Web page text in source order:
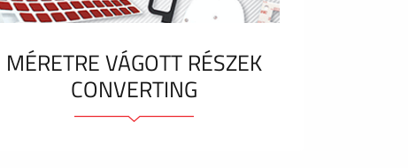
MÉRETRE VÁGOTT RÉSZEK
CONVERTING